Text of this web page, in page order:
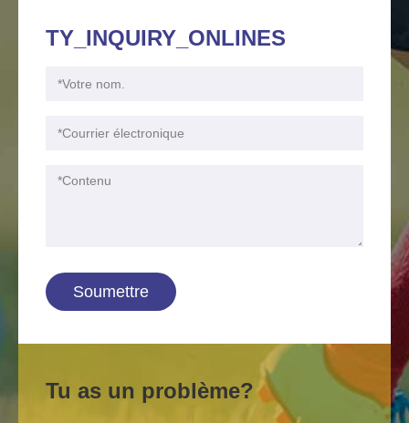
TY_INQUIRY_ONLINES
Soumettre
Tu as un problème?